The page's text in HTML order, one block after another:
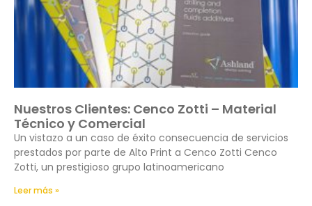
Nuestros Clientes: Cenco Zotti – Material
Técnico y Comercial
Un vistazo a un caso de éxito consecuencia de servicios
prestados por parte de Alto Print a Cenco Zotti Cenco
Zotti, un prestigioso grupo latinoamericano
Leer más »